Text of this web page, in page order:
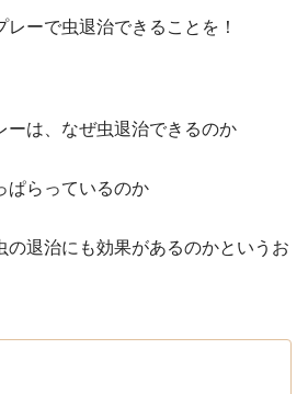
ーで虫退治できることを！
ーは、なぜ虫退治できるのか
ぱらっているのか
の退治にも効果があるのかというお